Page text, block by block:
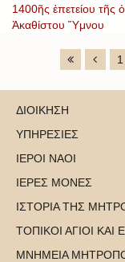
1400ῆς ἐπετείου
Ἀκαθίστου Ὕμνου
1
ΔΙΟΙΚΗΣΗ
ΥΠΗΡΕΣΙΕΣ
ΙΕΡΟΙ ΝΑΟΙ
ΙΕΡΕΣ ΜΟΝΕΣ
ΙΣΤΟΡΙΑ ΤΗΣ
ΤΟΠΙΚΟΙ ΑΓΙΟΙ ΚΑΙ
ΜΝΗΜΕΙΑ